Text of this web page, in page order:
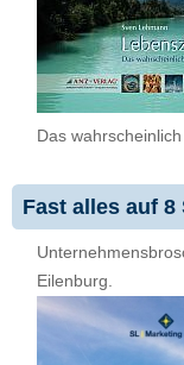
Das
Fast alles auf 8
Eilenburg.